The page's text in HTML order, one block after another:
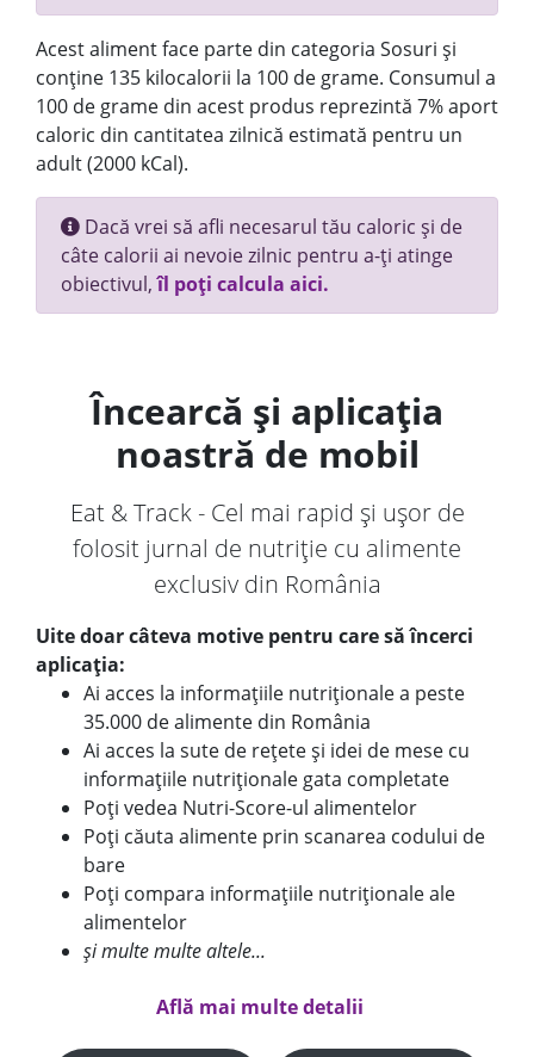
Acest aliment face parte din categoria Sosuri și
conține 135 kilocalorii la 100 de grame. Consumul a
100 de grame din acest produs reprezintă 7% aport
caloric din cantitatea zilnică estimată pentru un
adult (2000 kCal).
Dacă vrei să afli necesarul tău caloric și de
câte calorii ai nevoie zilnic pentru a-ți atinge
obiectivul,îl poți calcula aici.
Încearcă și aplicația
noastră de mobil
Eat & Track - Cel mai rapid și ușor de
folosit jurnal de nutriție cu alimente
exclusiv din România
Uite doar câteva motive pentru care să încerci
aplicația:
Ai acces la informațiile nutriționale a peste
35.000 de alimente din România
Ai acces la sute de rețete și idei de mese cu
informațiile nutriționale gata completate
Poți vedea Nutri-Score-ul alimentelor
Poți căuta alimente prin scanarea codului de
bare
Poți compara informațiile nutriționale ale
alimentelor
și multe multe altele...
Află mai multe detalii